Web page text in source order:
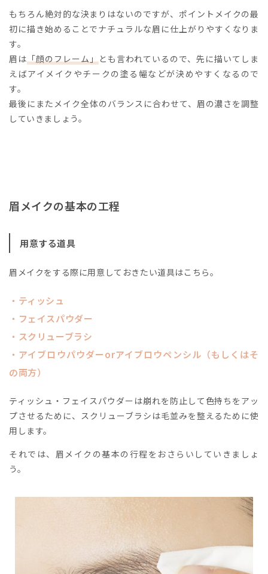
もちろん絶対的な決まりはないのですが、ポイントメイクの最
初に描き始めることでナチュラルな眉に仕上がりやすくなりま
す。
眉は 「顔のフレーム」
とも言われているので、先に描いてしま
えばアイメイクやチークの塗る幅などが決めやすくなるので
す。
最後にまたメイク全体のバランスに合わせて、眉の濃さを調整
していきましょう。
眉メイクの基本の工程
用意する道具
眉メイクをする際に用意しておきたい道具はこちら。
・ティッシュ
・フェイスパウダー
・スクリューブラシ
・アイブロウパウダーorアイブロウペンシル（もしくはそ
の両方）
ティッシュ・フェイスパウダーは崩れを防止して色持ちをアッ
プさせるために、スクリューブラシは毛並みを整えるために使
用します。
それでは、眉メイクの基本の行程をおさらいしていきましょ
う。